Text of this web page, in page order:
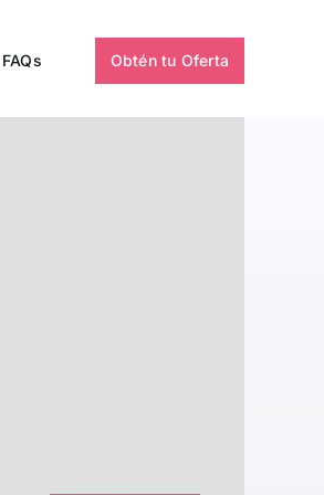
FAQs Obtén tu Oferta